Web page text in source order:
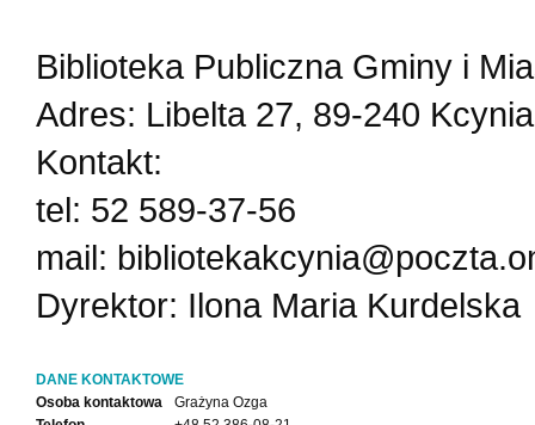
Biblioteka Publiczna Gminy i
Adres: Libelta 27, 89-240 Kcynia
Kontakt:
tel: 52 589-37-56
mail:
Dyrektor: Ilona Maria Kurdelska
DANE KONTAKTOWE
Osoba kontaktowa
Grażyna Ozga